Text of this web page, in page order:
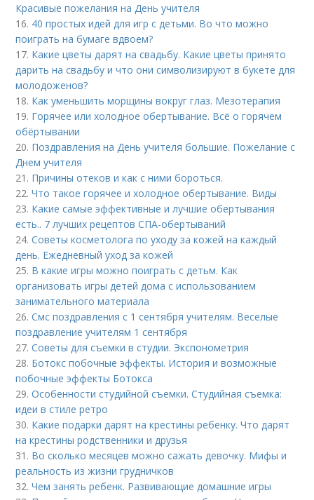
Красивые пожелания на День учителя
16. 40 простых идей для игр с детьми. Во что можно
поиграть на бумаге вдвоем?
17. Какие цветы дарят на свадьбу. Какие цветы принято
дарить на свадьбу и что они символизируют в букете для
молодоженов?
18. Как уменьшить морщины вокруг глаз. Мезотерапия
19. Горячее или холодное обертывание. Всё о горячем
обёртывании
20. Поздравления на День учителя большие. Пожелание с
Днем учителя
21. Причины отеков и как с ними бороться.
22.Что такое горячее и холодное обертывание. Виды
23. Какие самые эффективные и лучшие обертывания
есть.. 7 лучших рецептов СПА-обертываний
24.Советы косметолога по уходу за кожей на каждый
день. Ежедневный уход за кожей
25. В какие игры можно поиграть с детьм. Как
организовать игры детей дома с использованием
занимательного материала
26.Смс поздравления с 1 сентября учителям. Веселые
поздравление учителям 1 сентября
27.Советы для съемки в студии. Экспонометрия
28. Ботокс побочные эффекты. История и возможные
побочные эффекты Ботокса
29.Особенности студийной съемки. Студийная съемка:
идеи в стиле ретро
30. Какие подарки дарят на крестины ребенку. Что дарят
на крестины родственники и друзья
31. Во сколько месяцев можно сажать девочку. Мифы и
реальность из жизни грудничков
32.Чем занять ребенк. Развивающие домашние игры